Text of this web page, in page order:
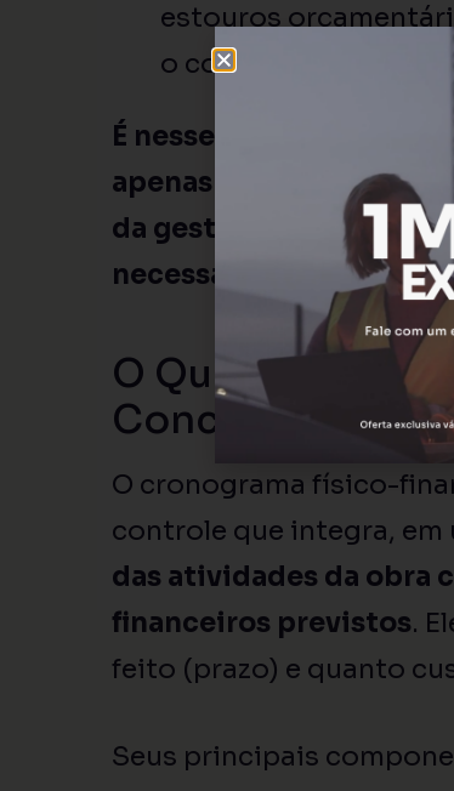
estouros
o comprometimento
É nesse contexto que
apenas uma
da gestão de obras
necessária para
O Que é o
Conceitos e
O cronograma físico-
controle que integra, em
das atividades da obra
financeiros previstos.
feito (prazo) e quanto
Seus principais